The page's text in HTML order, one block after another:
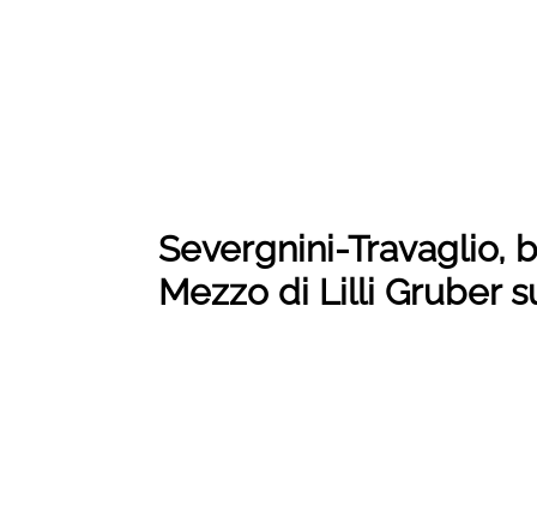
Severgnini-Travaglio,
Mezzo di Lilli Gruber